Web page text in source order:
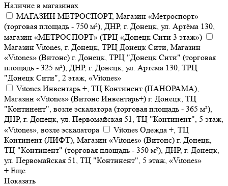
Наличие в магазинах
МАГАЗИН МЕТРОСПОРТ, Магазин «Метроспорт»
(торговая площадь - 750 м²), ДНР, г. Донецк, ул. Артёма 130,
магазин «МЕТРОСПОРТ» (ТРЦ «Донецк Сити 3 этаж»)
Магазин Vitones, г. Донецк, ТРЦ Донецк Сити, Магазин
«Vitones» (Витонс) г. Донецк, ТРЦ "Донецк Сити" (торговая
площадь - 325 м²), ДНР, г. Донецк, ул. Артёма 130, ТРЦ
"Донецк Сити", 2 этаж, «Vitones»
Vitones Инвентарь +, ТЦ Континент (ПАНОРАМА),
Магазин «Vitones» (Витонс Инвентарь+) г. Донецк, ТЦ
"Континент", возле эскалатора (торговая площадь - 365 м²),
ДНР, г. Донецк, ул. Первомайская 51, ТЦ "Континент", 5 этаж,
«Vitones», возле эскалатора
Vitones Одежда +, ТЦ
Континент (ЛИФТ), Магазин «Vitones» (Витонс) г. Донецк,
ТЦ "Континент" (торговая площадь - 350 м²), ДНР, г. Донецк,
ул. Первомайская 51, ТЦ "Континент", 5 этаж, «Vitones»
+ Еще
Показать